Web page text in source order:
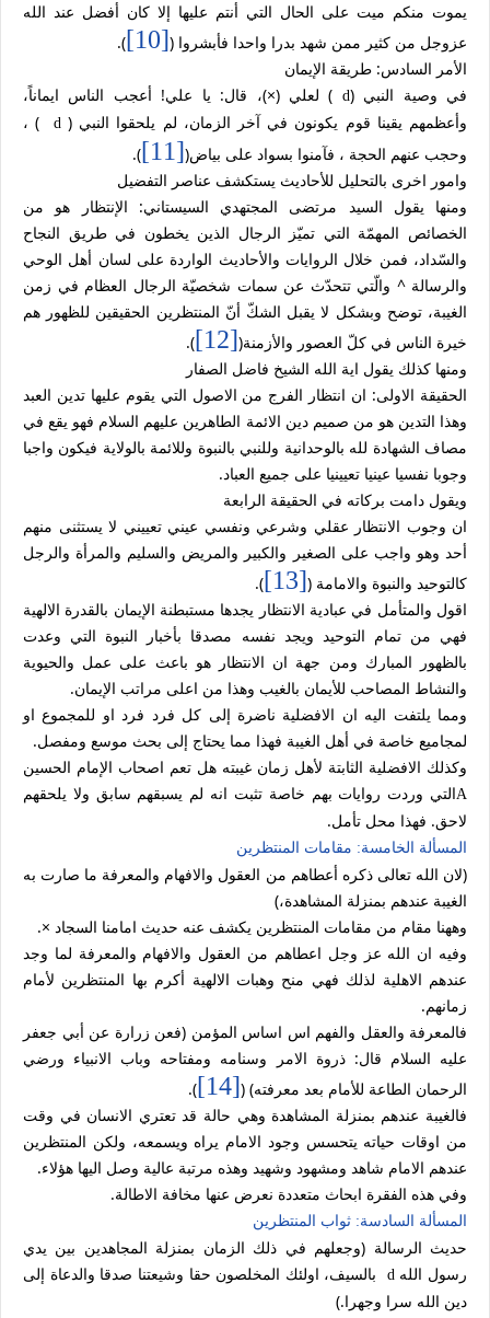
يموت منكم ميت على الحال التي أنتم عليها إلا كان أفضل عند الله
عزوجل من كثير ممن شهد بدرا واحدا فأبشروا ([10]
).
الأمر السادس: طريقة الإيمان
في وصية النبي (d ) لعلي (×)، قال: يا علي! أعجب الناس ايماناً،
وأعظمهم يقينا قوم يكونون في آخر الزمان، لم يلحقوا النبي (d
) ،
وحجب عنهم الحجة ، فآمنوا بسواد على بياض([11]
).
وامور اخرى بالتحليل للأحاديث يستكشف عناصر التفضيل
ومنها يقول السيد مرتضى المجتهدي السيستاني: الإنتظار هو من
الخصائص المهمّة التي تميّز الرجال الذين يخطون في طريق النجاح
والسّداد، فمن خلال الروايات والأحاديث الواردة على لسان أهل الوحي
والرسالة ^ والّتي تتحدّث عن سمات شخصيّة الرجال العظام في زمن
الغيبة، توضح وبشكل لا يقبل الشكّ أنّ المنتظرين الحقيقين للظهور هم
خيرة الناس في كلّ العصور والأزمنة([12]
).
ومنها كذلك يقول اية الله الشيخ فاضل الصفار
الحقيقة الاولى: ان انتظار الفرج من الاصول التي يقوم عليها تدين العبد
وهذا التدين هو من صميم دين الائمة الطاهرين عليهم السلام فهو يقع في
مصاف الشهادة لله بالوحدانية وللنبي بالنبوة وللائمة بالولاية فيكون واجبا
وجوبا نفسيا عينيا تعيينيا على جميع العباد.
ويقول دامت بركاته في الحقيقة الرابعة
ان وجوب الانتظار عقلي وشرعي ونفسي عيني تعييني لا يستثنى منهم
أحد وهو واجب على الصغير والكبير والمريض والسليم والمرأة والرجل
كالتوحيد والنبوة والامامة ([13]
).
اقول والمتأمل في عبادية الانتظار يجدها مستبطنة الإيمان بالقدرة الالهية
فهي من تمام التوحيد ويجد نفسه مصدقا بأخبار النبوة التي وعدت
بالظهور المبارك ومن جهة ان الانتظار هو باعث على عمل والحيوية
والنشاط المصاحب للأيمان بالغيب وهذا من اعلى مراتب الإيمان.
ومما يلتفت اليه ان الافضلية ناضرة إلى كل فرد فرد او للمجموع او
لمجاميع خاصة في أهل الغيبة فهذا مما يحتاج إلى بحث موسع ومفصل.
وكذلك الافضلية الثابتة لأهل زمان غيبته هل تعم اصحاب الإمام الحسين
Aالتي وردت روايات بهم خاصة تثبت انه لم يسبقهم سابق ولا يلحقهم
لاحق. فهذا محل تأمل.
المسألة الخامسة: مقامات المنتظرين
(لان الله تعالى ذكره أعطاهم من العقول والافهام والمعرفة ما صارت به
الغيبة عندهم بمنزلة المشاهدة،)
وههنا مقام من مقامات المنتظرين يكشف عنه حديث امامنا السجاد ×.
وفيه ان الله عز وجل اعطاهم من العقول والافهام والمعرفة لما وجد
عندهم الاهلية لذلك فهي منح وهبات الالهية أكرم بها المنتظرين لأمام
زمانهم.
فالمعرفة والعقل والفهم اس اساس المؤمن (فعن زرارة عن أبي جعفر
عليه السلام قال: ذروة الامر وسنامه ومفتاحه وباب الانبياء ورضي
الرحمان الطاعة للأمام بعد معرفته) ([14]
).
فالغيبة عندهم بمنزلة المشاهدة وهي حالة قد تعتري الانسان في وقت
من اوقات حياته يتحسس وجود الامام يراه ويسمعه، ولكن المنتظرين
عندهم الامام شاهد ومشهود وشهيد وهذه مرتبة عالية وصل اليها هؤلاء.
وفي هذه الفقرة ابحاث متعددة نعرض عنها مخافة الاطالة.
المسألة السادسة: ثواب المنتظرين
حديث الرسالة (وجعلهم في ذلك الزمان بمنزلة المجاهدين بين يدي
رسول اللهd
بالسيف، اولئك المخلصون حقا وشيعتنا صدقا والدعاة إلى
دين الله سرا وجهرا.)